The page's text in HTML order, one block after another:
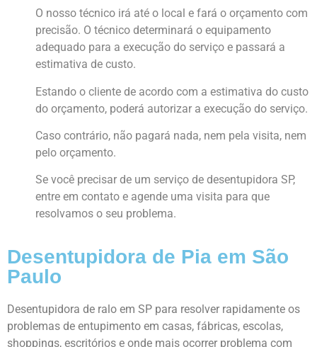
O nosso técnico irá até o local e fará o orçamento com
precisão. O técnico determinará o equipamento
adequado para a execução do serviço e passará a
estimativa de custo.
Estando o cliente de acordo com a estimativa do custo
do orçamento, poderá autorizar a execução do serviço.
Caso contrário, não pagará nada, nem pela visita, nem
pelo orçamento.
Se você precisar de um serviço de desentupidora SP,
entre em contato e agende uma visita para que
resolvamos o seu problema.
Desentupidora de Pia em São
Paulo
Desentupidora de ralo em SP para resolver rapidamente os
problemas de entupimento em casas, fábricas, escolas,
shoppings, escritórios e onde mais ocorrer problema com